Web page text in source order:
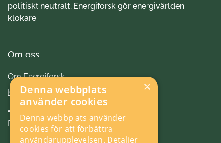
politiskt neutralt. Energiforsk gör energivärlden
klokare!
Om oss
Om Energiforsk
Kontakt
Jobba hos oss
Press
×
Denna webbplats
använder cookies
Denna webbplats använder
cookies för att förbättra
användarupplevelsen. Detaljer